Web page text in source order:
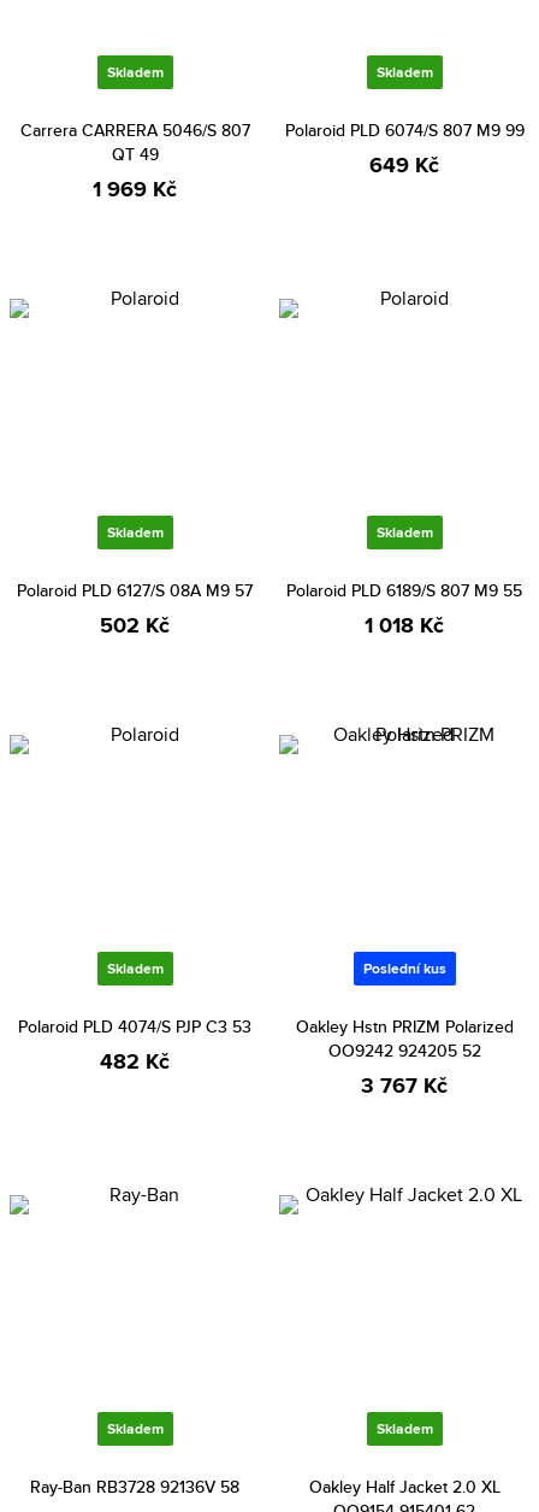
Skladem
Carrera CARRERA 5046/S 807
QT 49
1 969 Kč
Skladem
Polaroid PLD 6074/S 807 M9 99
649 Kč
Skladem
Polaroid PLD 6127/S 08A M9 57
502 Kč
Skladem
Polaroid PLD 6189/S 807 M9 55
1 018 Kč
Skladem
Polaroid PLD 4074/S PJP C3 53
482 Kč
Poslední kus
Oakley Hstn PRIZM Polarized
OO9242 924205 52
3 767 Kč
Skladem
Ray-Ban RB3728 92136V 58
Skladem
Oakley Half Jacket 2.0 XL